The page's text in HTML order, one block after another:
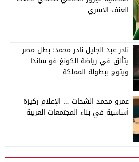
العنف الأسري
نادر عبد الجليل نادر محمد: بطل مصر
يتألق في رياضة الكونغ فو ساندا
ويتوج ببطولة المملكة
عمرو محمد الشحات … الإعلام ركيزة
أساسية في بناء المجتمعات العربية